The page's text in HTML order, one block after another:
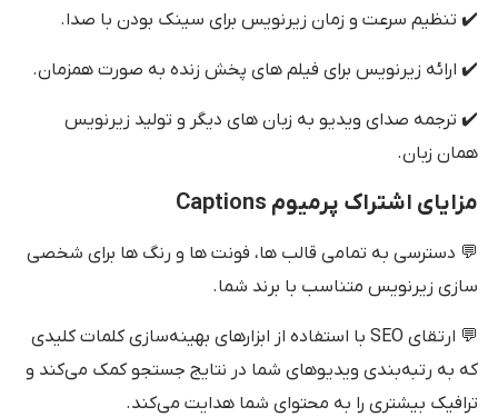
✔️ تنظیم سرعت و زمان زیرنویس برای سینک بودن با صدا.
✔️ ارائه زیرنویس برای فیلم های پخش زنده به صورت همزمان.
✔️ ترجمه صدای ویدیو به زبان های دیگر و تولید زیرنویس
همان زبان.
مزایای اشتراک پرمیوم Captions
💬 دسترسی به تمامی قالب ها، فونت ها و رنگ ها برای شخصی
سازی زیرنویس متناسب با برند شما.
💬 ارتقای SEO با استفاده از ابزارهای بهینه‌سازی کلمات کلیدی
که به رتبه‌بندی ویدیوهای شما در نتایج جستجو کمک می‌کند و
ترافیک بیشتری را به محتوای شما هدایت می‌کند.